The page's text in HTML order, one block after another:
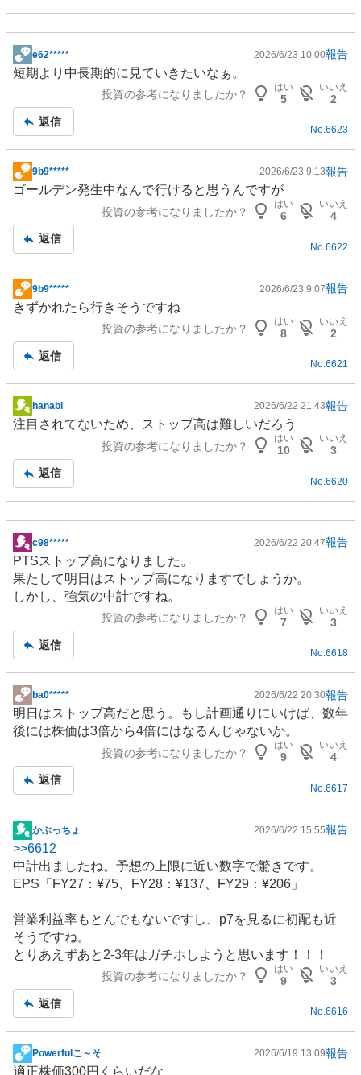
掲
示
事
e62***** 2026/6/23 10:00報告
短期より中長期的に見ていきたいなぁ。
投資の参考になりましたか？
はい
5
いいえ
2
返信
No.6623
掲
示
事
9b9***** 2026/6/23 9:13報告
ゴールデン発生中なんで行けると思うんですが
投資の参考になりましたか？
はい
6
いいえ
4
返信
No. 6622
掲
示
事
9b9***** 2026/6/23 9:07報告
きずかれたら行きそうですね
投資の参考になりましたか？
はい
8
いいえ
2
返信
No.6621
掲
示
事
hanabi 2026/6/22 21:43報告
注目されてないため、ストップ高は難しいだろう
投資の参考になりましたか？
はい
10
いいえ
3
返信
No. 6620
掲
示
板
記
c98***** 2026/6/22 20:47報告
PTSストップ高になりました。
果たして明日はストップ高になりますでしょうか。
しかし、強気の中計ですね。
投資の参考になりましたか？
はい
7
いいえ
3
返信
No.6618
掲
示
板
ba0***** 2026/6/22 20:30報告
明日はストップ高だと思う。もし計画通りにいけば、数年
後には株価は3倍から4倍にはなるんじゃないか。
投資の参考になりましたか？
はい
9
いいえ
4
返信
No. 6617
掲
示
板
記
かぶっちょ 2026/6/22 15:55報告
>>6612
中計出ましたね。予想の上限に近い数字で驚きです。
EPS「FY27：¥75、FY28：¥137、FY29：¥206」
営業利益率もとんでもないですし、p7を見るに初配も近
そうですね。
とりあえずあと2-3年はガチホしようと思います！！！
投資の参考になりましたか？
はい
9
いいえ
3
返信
No.6616
掲
Powerfulこ～そ 2026/6/19 13:09報告
適正株価300円くらいだな